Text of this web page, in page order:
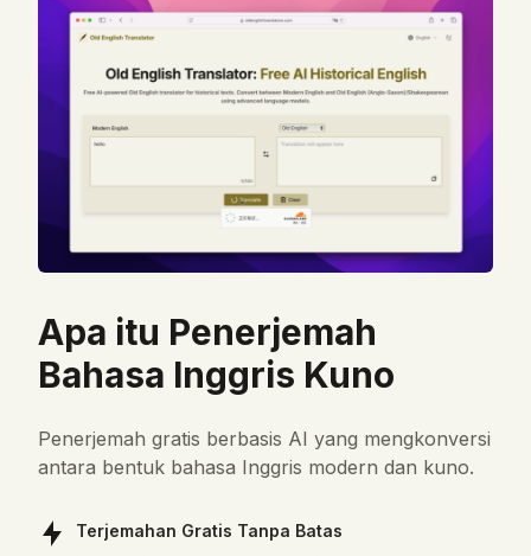
Modern Old Old
Enter Modern English Word
Dictionary Result
Apa itu Penerjemah
Bahasa Inggris Kuno
Penerjemah gratis berbasis AI yang mengkonversi
antara bentuk bahasa Inggris modern dan kuno.
Terjemahan Gratis Tanpa Batas